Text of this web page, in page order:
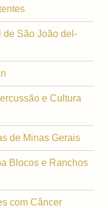
de São João del-
e Cultura
de Minas Gerais
Blocos e Ranchos
com Câncer